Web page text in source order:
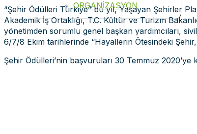
ORGANİZASYON
“Şehir Ödülleri Türkiye” bu yıl, Yaşayan Şehirler
Akademik İş Ortaklığı, T.C. Kültür ve Turizm
yönetimden sorumlu genel başkan yardımcıları,
6/7/8 Ekim tarihlerinde “Hayallerin Ötesindeki
Şehir Ödülleri’nin başvuruları 30 Temmuz 2020’ye